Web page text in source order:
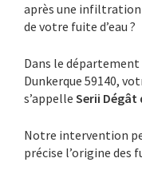
après une infiltration
de votre fuite d’eau ?
Dans le
Dunkerque 59140,
s’appelle Serii Dégât
Notre intervention
précise l’origine des